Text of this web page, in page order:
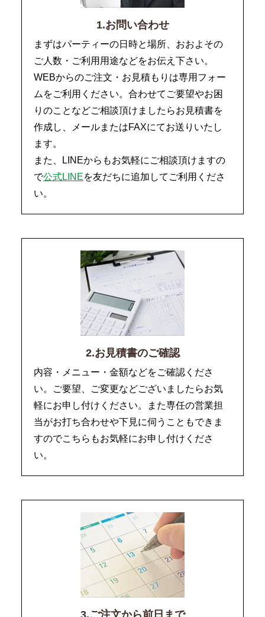
1.お問い合わせ
まずはパーティーの日時と場所、おおよその
ご人数・ご利用用途などをお伝え下さい。
WEBからのご注文・お見積もりは専用フォー
ムをご利用ください。合わせてご要望やお困
りのことなどご相談頂けましたらお見積書を
作成し、メールまたはFAXにてお送りいたし
ます。
また、LINEからもお気軽にご相談頂けますの
で公式LINEを友だちに追加してご利用くださ
い。
2.お見積書のご確認
内容・メニュー・金額などをご確認くださ
い。ご要望、ご変更などございましたらお気
軽にお申し付けください。また専任の営業担
当がお打ち合わせや下見に伺うこともできま
すのでこちらもお気軽にお申し付けくださ
い。
3.ご注文から前日まで